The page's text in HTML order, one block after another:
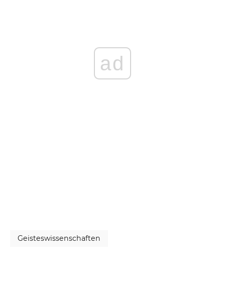
ad
Geisteswissenschaften